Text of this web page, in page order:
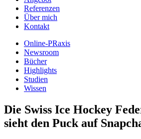
Referenzen
Über mich
Kontakt
Online-PRaxis
Newsroom
Bücher
Highlights
Studien
Wissen
Die Swiss Ice Hockey
sieht den Puck auf